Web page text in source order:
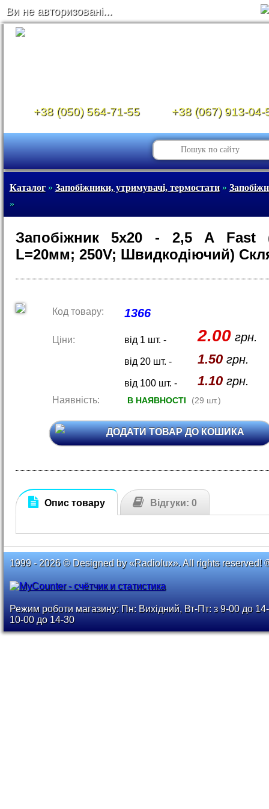
Ви не авторизовані...
+38 (050) 564-71-55 +38 (067) 913-04-
Каталог» Запобіжники, утримувачі, термостати»
»
Запобіжник 5x20 - 2,5 A Fast
L=20мм; 250V; Швидкодіючий)
Код товару: 1366
Ціни: від 1 шт. - 2.00грн.
від 20 шт. - 1.50грн.
від 100 шт. - 1.10грн.
Наявність: В НАЯВНОСТІ (29 шт.)
ДОДАТИ ТОВАР ДО КОШИКА
Опис товару Відгуки: 0
1999 - 2026 © Designed by «Radiolux». All rights reserved!
Режим роботи магазину: Пн: Вихідний, Вт-Пт: з 9-00 до
10-00 до 14-30